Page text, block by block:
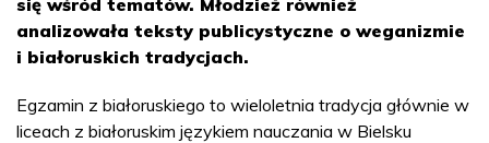
się wśród tematów. Młodzież również
analizowała teksty publicystyczne o weganizmie
i białoruskich tradycjach.
Egzamin z białoruskiego to wieloletnia tradycja głównie w
liceach z białoruskim językiem nauczania w Bielsku